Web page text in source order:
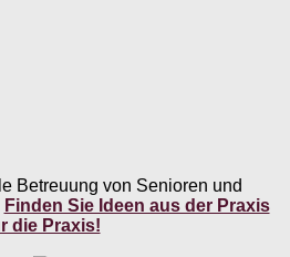
Betreuung von Senioren und
Finden Sie Ideen aus der Praxis
die Praxis!